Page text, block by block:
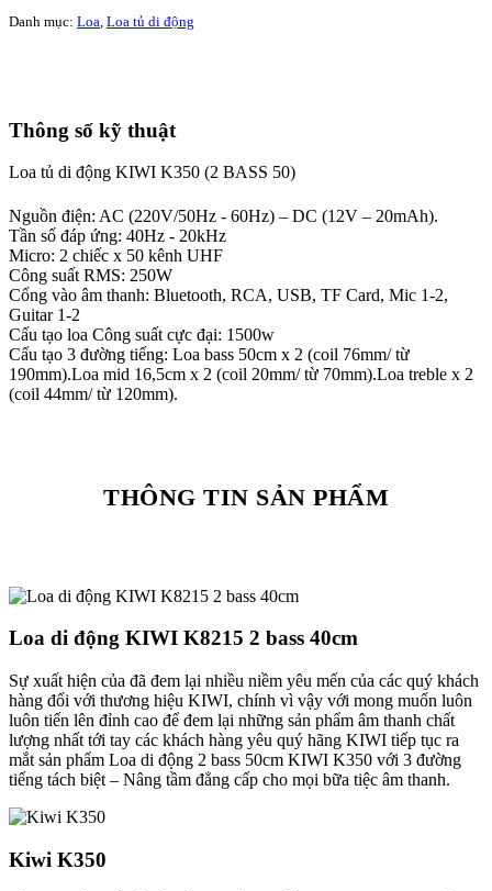
Danh mục: Loa Loa tủ di động
Thông số kỹ thuật
Loa tủ di động KIWI K350 (2 BASS 50)
Nguồn điện: AC (220V/50Hz - 60Hz) – DC (12V – 20mAh).
Tần số đáp ứng: 40Hz - 20kHz
Micro: 2 chiếc x 50 kênh UHF
Công suất RMS: 250W
Cổng vào âm thanh: Bluetooth, RCA, USB, TF Card, Mic 1-2,
Guitar 1-2
Cấu tạo loa Công suất cực đại: 1500w
Cấu tạo 3 đường tiếng: Loa bass 50cm x 2 (coil 76mm/ từ
190mm).Loa mid 16,5cm x 2 (coil 20mm/ từ 70mm).Loa treble x 2
(coil 44mm/ từ 120mm).
THÔNG TIN SẢN PHẨM
Loa di động KIWI K8215 2 bass 40cm
Sự xuất hiện của đã đem lại nhiều niềm yêu mến của các quý khách
hàng đối với thương hiệu KIWI, chính vì vậy với mong muốn luôn
luôn tiến lên đỉnh cao để đem lại những sản phẩm âm thanh chất
lượng nhất tới tay các khách hàng yêu quý hãng KIWI tiếp tục ra
mắt sản phẩm Loa di động 2 bass 50cm KIWI K350 với 3 đường
tiếng tách biệt – Nâng tầm đẳng cấp cho mọi bữa tiệc âm thanh.
Kiwi K350